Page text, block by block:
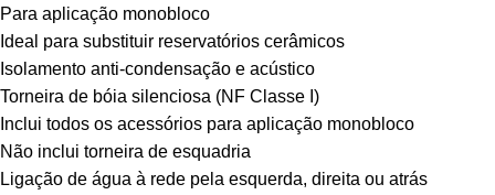
Para aplicação monobloco
Ideal para substituir reservatórios cerâmicos
Isolamento anti-condensação e acústico
Torneira de bóia silenciosa (NF Classe I)
Inclui todos os acessórios para aplicação monobloco
Não inclui torneira de esquadria
Ligação de água à rede pela esquerda, direita ou atrás